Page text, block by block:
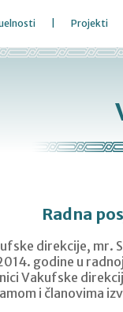
Projekti
Radna
direkcije, mr.
godine u
Vakufske
i članovima